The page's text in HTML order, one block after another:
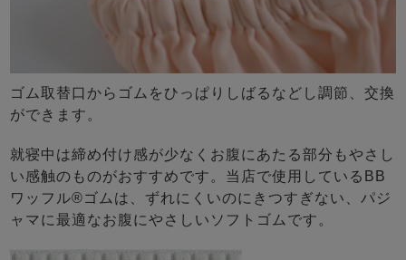
ゴム取替口からゴムをひっぱりしばるなどし調節、交換
ができます。
就寝中は締め付け感が少なくお腹にあたる部分もやさし
い感触のものがおすすめです。当店で使用しているBB
ワッフル®ゴムは、ずれにくいのにきつすぎない、パジ
ャマに最適なお腹にやさしいソフトゴムです。